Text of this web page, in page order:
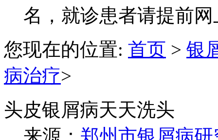
名，就诊患者请提前
您现在的位置: 首页 > 银
病治疗>
头皮银屑病天天洗头